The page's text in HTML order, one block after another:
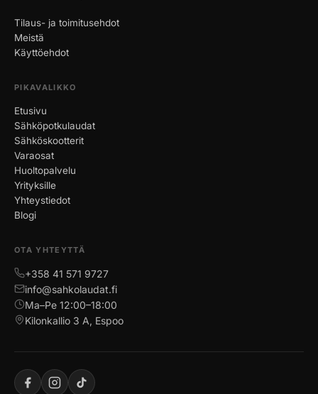
Tilaus- ja toimitusehdot
Meistä
Käyttöehdot
PIKAVALIKKO
Etusivu
Sähköpotkulaudat
Sähköskootterit
Varaosat
Huoltopalvelu
Yrityksille
Yhteystiedot
Blogi
OTA YHTEYTTÄ
+358 41 571 9727
info@sahkolaudat.fi
Ma–Pe 12:00–18:00
Kilonkallio 3 A, Espoo